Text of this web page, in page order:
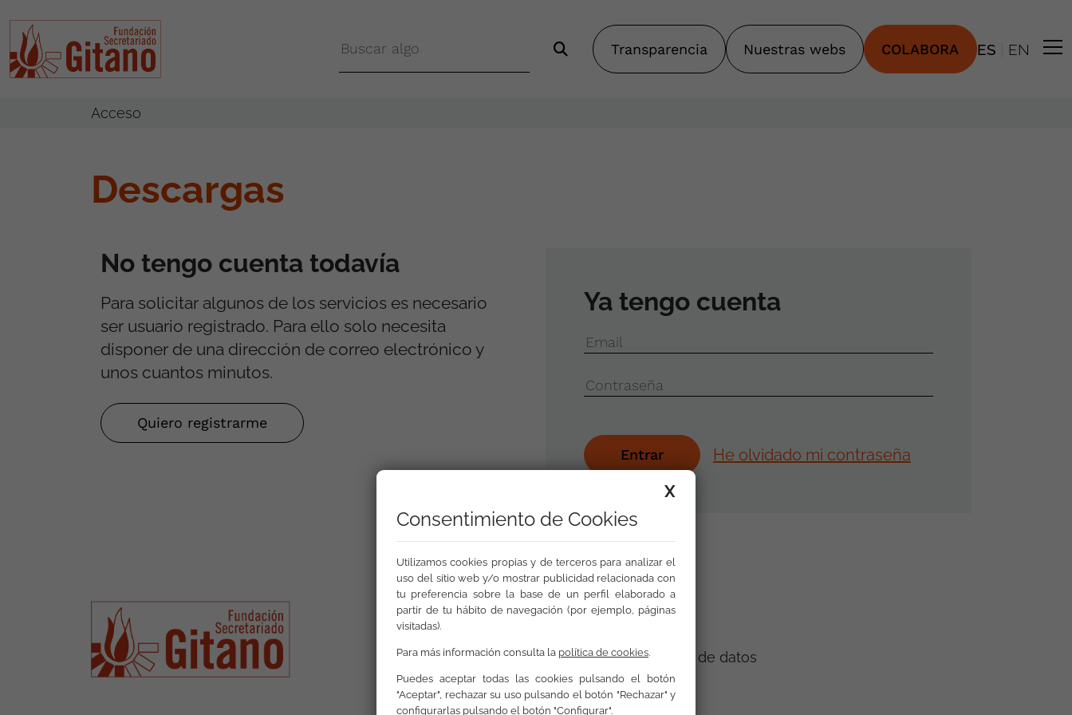
Transparencia Nuestras webs COLABORA ES EN
Acceso
Descargas
No tengo cuenta todavía
Para solicitar algunos de los servicios es necesario
ser usuario registrado. Para ello solo necesita
disponer de una dirección de correo electrónico y
unos cuantos minutos.
Quiero registrarme
Ya tengo cuenta
Email
Contraseña
He olvidado mi contraseña
Mapa web
Privacidad y protección de datos
personales
X
Consentimiento de Cookies
Utilizamos cookies propias y de terceros para analizar el
uso del sitio web y/o mostrar publicidad relacionada con
tu preferencia sobre la base de un perfil elaborado a
partir de tu hábito de navegación (por ejemplo, páginas
visitadas).
Para más información consulta la política de cookies.
Puedes aceptar todas las cookies pulsando el botón
"Aceptar", rechazar su uso pulsando el botón "Rechazar" y
configurarlas pulsando el botón "Configurar".